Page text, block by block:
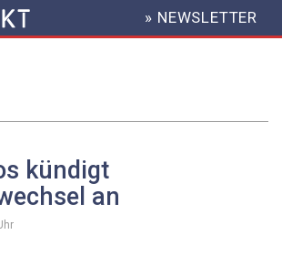
HEADER
MENU
» NEWSLETTER
kündigt
an